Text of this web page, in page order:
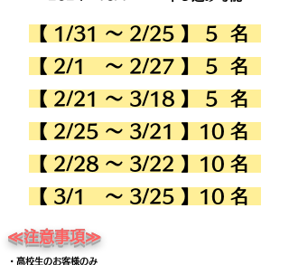
【 1/31 ～ 2/25 】 5 名
【 2/1 ～ 2/27 】 5 名
【 2/21 ～ 3/18 】 5 名
【 2/25 ～ 3/21 】10 名
【 2/28 ～ 3/22 】10 名
【 3/1 ～ 3/25 】10 名
​≪注意事項≫
・高校生のお客様のみ